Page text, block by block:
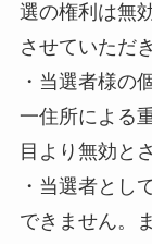
選の権利は無
させていただ
・当選者様の
一住所による
目より無効と
・当選者とし
できません。